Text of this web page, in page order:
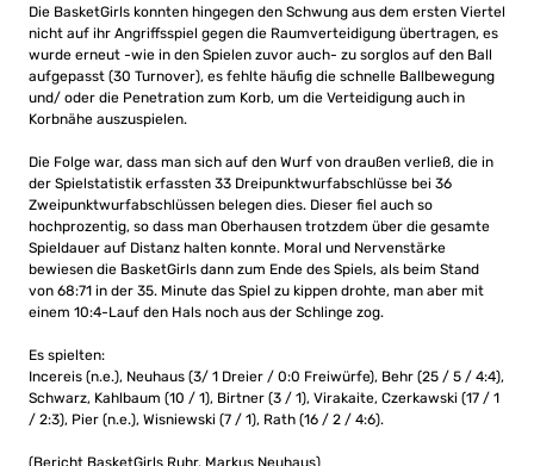
Die BasketGirls konnten hingegen den Schwung aus dem ersten Viertel
nicht auf ihr Angriffsspiel gegen die Raumverteidigung übertragen, es
wurde erneut -wie in den Spielen zuvor auch- zu sorglos auf den Ball
aufgepasst (30 Turnover), es fehlte häufig die schnelle Ballbewegung
und/ oder die Penetration zum Korb, um die Verteidigung auch in
Korbnähe auszuspielen.
Die Folge war, dass man sich auf den Wurf von draußen verließ, die in
der Spielstatistik erfassten 33 Dreipunktwurfabschlüsse bei 36
Zweipunktwurfabschlüssen belegen dies. Dieser fiel auch so
hochprozentig, so dass man Oberhausen trotzdem über die gesamte
Spieldauer auf Distanz halten konnte. Moral und Nervenstärke
bewiesen die BasketGirls dann zum Ende des Spiels, als beim Stand
von 68:71 in der 35. Minute das Spiel zu kippen drohte, man aber mit
einem 10:4-Lauf den Hals noch aus der Schlinge zog.
Es spielten:
Incereis (n.e.), Neuhaus (3/ 1 Dreier / 0:0 Freiwürfe), Behr (25 / 5 / 4:4),
Schwarz, Kahlbaum (10 / 1), Birtner (3 / 1), Virakaite, Czerkawski (17 / 1
/ 2:3), Pier (n.e.), Wisniewski (7 / 1), Rath (16 / 2 / 4:6).
(Bericht BasketGirls Ruhr, Markus Neuhaus)